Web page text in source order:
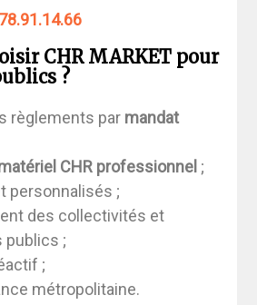
CHR MARKET pour
?
règlements par mandat
CHR professionnel ;
personnalisés ;
des collectivités et
publics ;
;
métropolitaine.